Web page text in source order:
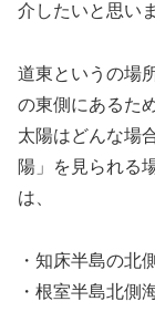
介したいと思い
道東というの場
の東側にあるた
太陽はどんな場
陽」を見られる
は、
・知床半島の北
・根室半島北側